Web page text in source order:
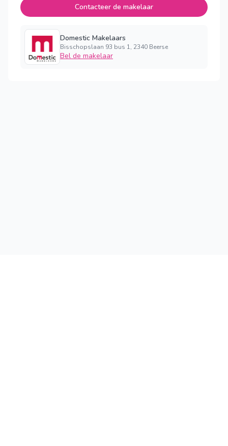
Contacteer de makelaar
Domestic Makelaars
Bisschopslaan 93 bus 1, 2340 Beerse
Bel de makelaar